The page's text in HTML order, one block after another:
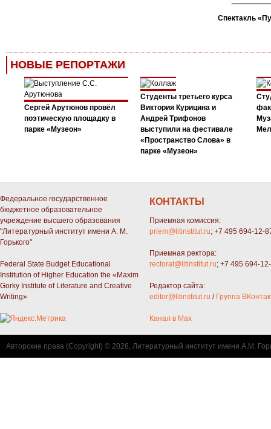
Спектакль
НОВЫЕ РЕПОРТАЖИ
Сергей Арутюнов провёл
поэтическую площадку в
парке «Музеон»
Студенты третьего курса
Виктория Курицина и
Андрей Трифонов
выступили на фестивале
«Пространство Слова» в
парке «Музеон»
Федеральное государственное
бюджетное образовательное
учреждение высшего образования
"Литературный институт имени А. М.
Горького"
Federal State Budget Educational
Institution of Higher Education the «Maxim
Gorky Institute of Literature and Creative
Writing»
КОНТАКТЫ
Приемная комиссия:
priem@litinstitut.ru; +7 495 694-12-
Приемная ректора:
rectorat@litinstitut.ru; +7 495 694-
Редактор сайта:
editor@litinstitut.ru / Группа
Канал в Max
Авторские права (Copyright) © 2026, Литературный институт имени А.М.